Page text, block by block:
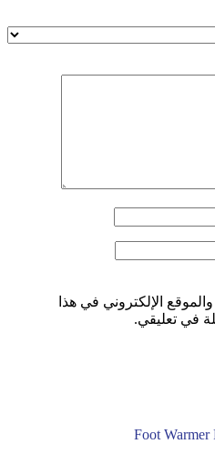
الإلكتروني في هذا
في تعليقي.